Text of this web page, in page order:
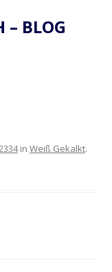
– BLOG
in Weiß Gekalkt.